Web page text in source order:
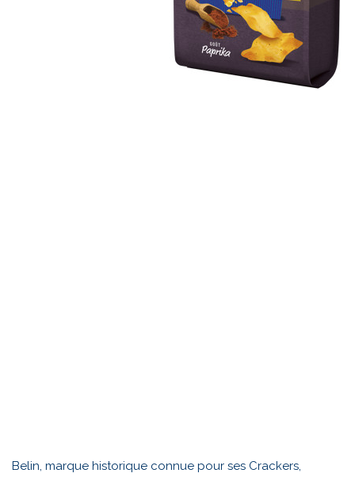
Belin, marque historique connue pour ses Crackers,